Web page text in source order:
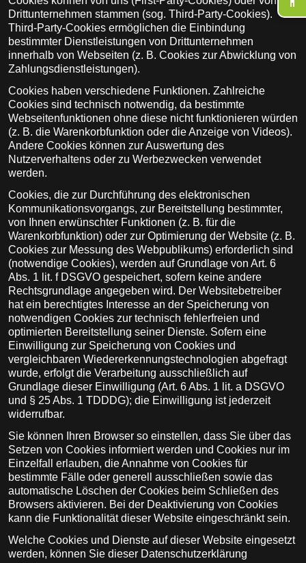
Drittunternehmen stammen (sog. Third-Party-Cookies).
Third-Party-Cookies ermöglichen die Einbindung
bestimmter Dienstleistungen von Drittunternehmen
innerhalb von Webseiten (z. B. Cookies zur Abwicklung von
Zahlungsdienstleistungen).
Cookies haben verschiedene Funktionen. Zahlreiche
Cookies sind technisch notwendig, da bestimmte
Webseitenfunktionen ohne diese nicht funktionieren würden
(z. B. die Warenkorbfunktion oder die Anzeige von Videos).
Andere Cookies können zur Auswertung des
Nutzerverhaltens oder zu Werbezwecken verwendet
werden.
Cookies, die zur Durchführung des elektronischen
Kommunikationsvorgangs, zur Bereitstellung bestimmter,
von Ihnen erwünschter Funktionen (z. B. für die
Warenkorbfunktion) oder zur Optimierung der Website (z. B.
Cookies zur Messung des Webpublikums) erforderlich sind
(notwendige Cookies), werden auf Grundlage von Art. 6
Abs. 1 lit. f DSGVO gespeichert, sofern keine andere
Rechtsgrundlage angegeben wird. Der Websitebetreiber
hat ein berechtigtes Interesse an der Speicherung von
notwendigen Cookies zur technisch fehlerfreien und
optimierten Bereitstellung seiner Dienste. Sofern eine
Einwilligung zur Speicherung von Cookies und
vergleichbaren Wiedererkennungstechnologien abgefragt
wurde, erfolgt die Verarbeitung ausschließlich auf
Grundlage dieser Einwilligung (Art. 6 Abs. 1 lit. a DSGVO
und § 25 Abs. 1 TDDDG); die Einwilligung ist jederzeit
widerrufbar.
Sie können Ihren Browser so einstellen, dass Sie über das
Setzen von Cookies informiert werden und Cookies nur im
Einzelfall erlauben, die Annahme von Cookies für
bestimmte Fälle oder generell ausschließen sowie das
automatische Löschen der Cookies beim Schließen des
Browsers aktivieren. Bei der Deaktivierung von Cookies
kann die Funktionalität dieser Website eingeschränkt sein.
Welche Cookies und Dienste auf dieser Website eingesetzt
werden, können Sie dieser Datenschutzerklärung